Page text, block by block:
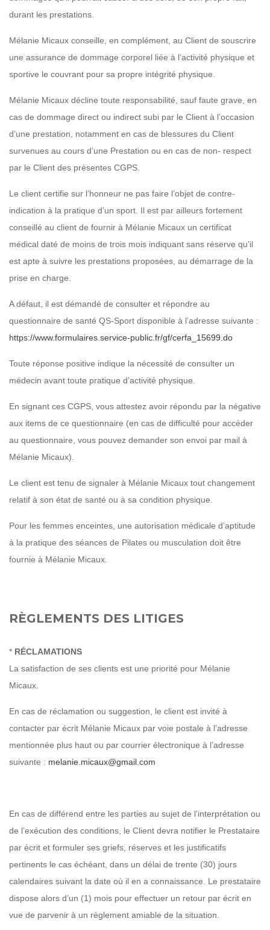
durant les prestations.
Mélanie Micaux conseille, en complément, au Client de souscrire
une assurance de dommage corporel liée à l’activité physique et
sportive le couvrant pour sa propre intégrité physique.
Mélanie Micaux décline toute responsabilité, sauf faute grave, en
cas de dommage direct ou indirect subi par le Client à l’occasion
d’une prestation, notamment en cas de blessures du Client
survenues au cours d’une Prestation ou en cas de non- respect
par le Client des présentes CGPS.
Le client certifie sur l’honneur ne pas faire l’objet de contre-
indication à la pratique d’un sport. Il est par ailleurs fortement
conseillé au client de fournir à Mélanie Micaux un certificat
médical daté de moins de trois mois indiquant sans réserve qu’il
est apte à suivre les prestations proposées, au démarrage de la
prise en charge.
A défaut, il est démandé de consulter et répondre au
questionnaire de santé QS-Sport disponible à l’adresse suivante :
https://www.formulaires.service-public.fr/gf/cerfa_15699.do
Toute réponse positive indique la nécessité de consulter un
médecin avant toute pratique d’activité physique.
En signant ces CGPS, vous attestez avoir répondu par la négative
aux items de ce questionnaire (en cas de difficulté pour accéder
au questionnaire, vous pouvez demander son envoi par mail à
Mélanie Micaux).
Le client est tenu de signaler à Mélanie Micaux tout changement
relatif à son état de santé ou à sa condition physique.
Pour les femmes enceintes, une autorisation médicale d’aptitude
à la pratique des séances de Pilates ou musculation doit être
fournie à Mélanie Micaux.
RÈGLEMENTS DES LITIGES
* RÉCLAMATIONS
La satisfaction de ses clients est une priorité pour Mélanie
Micaux.
En cas de réclamation ou suggestion, le client est invité à
contacter par écrit Mélanie Micaux par voie postale à l’adresse
mentionnée plus haut ou par courrier électronique à l’adresse
suivante : melanie.micaux@gmail.com
En cas de différend entre les parties au sujet de l’interprétation ou
de l’exécution des conditions, le Client devra notifier le Prestataire
par écrit et formuler ses griefs, réserves et les justificatifs
pertinents le cas échéant, dans un délai de trente (30) jours
calendaires suivant la date où il en a connaissance. Le prestataire
dispose alors d’un (1) mois pour effectuer un retour par écrit en
vue de parvenir à un règlement amiable de la situation.